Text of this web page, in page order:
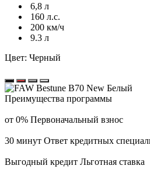
6,8 л
160 л.с.
200 км/ч
9.3 л
Цвет: Черный
Преимущества программы
от 0% Первоначальный взнос
30 минут Ответ кредитных
Выгодный кредит Льготная ставка